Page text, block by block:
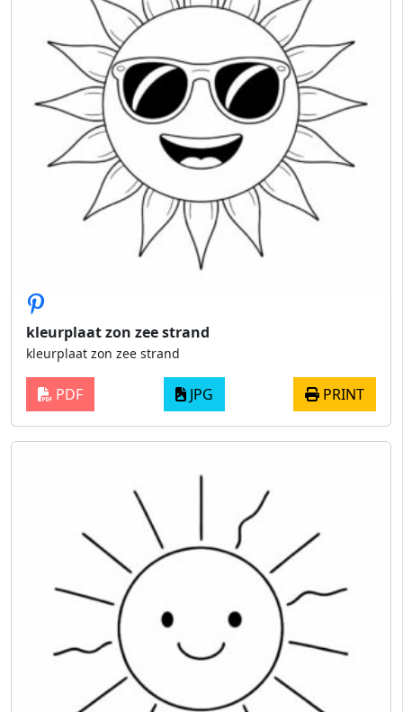
kleurplaat zon zee strand
kleurplaat zon zee strand
PDF JPG PRINT